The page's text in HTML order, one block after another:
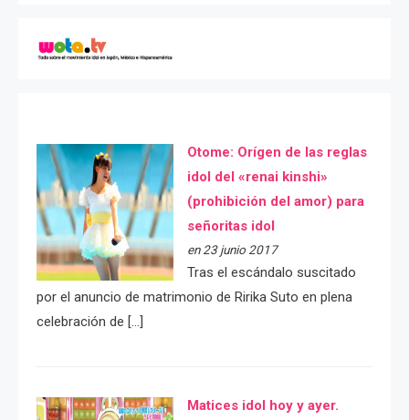
Otome: Orígen de las reglas
idol del «renai kinshi»
(prohibición del amor) para
señoritas idol
en 23 junio 2017
Tras el escándalo suscitado
por el anuncio de matrimonio de Ririka Suto en plena
celebración de […]
Matices idol hoy y ayer.